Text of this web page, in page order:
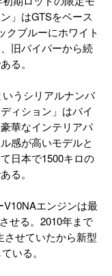
」はGTSをベース
クブルーにホワイト
旧バイパーから続
る。
うシリアルナンバ
ィション」はバイ
華なインテリアパ
感が高いモデルと
日本で1500キロの
る。
エンジンは最
せる。2010年まで
させていたから新型
いる。